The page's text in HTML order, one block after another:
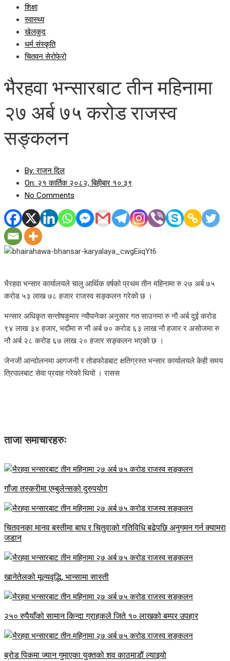
शिक्षा
स्वास्थ्य
खेलकुद
धर्म संस्कृति
चितवन सेरोफेरो
भैरहवा भन्सारबाट तीन महिनामा
२७ अर्ब ७५ करोड राजस्व
सङ्कलन
By: राजन दिल
On: २१ कार्तिक २०८२, बिहीबार १०:३९
No Comments
भैरहवा भन्सार कार्यालयले चालु आर्थिक वर्षको प्रथम तीन महिनामा रु २७ अर्ब ७५
करोड ५३ लाख ७८ हजार राजस्व सङ्कलन गरेको छ ।
भन्सार अधिकृत सन्तोषकुमार न्यौपानेका अनुसार गत साउनमा रु नौ अर्ब दुई करोड
९४ लाख ३४ हजार, भदौमा रु नौ अर्ब ७० करोड ६३ लाख नौ हजार र असोजमा रु
नौ अर्ब २८ करोड ६७ लाख २० हजार सङ्कलन भएको छ ।
जेनजी आन्दोलनमा आगजनी र तोडफोडबाट क्षतिग्रस्त भन्सार कार्यालयले केही समय
त्रिपालबाट सेवा प्रवाह गरेको थियो । रासस
ताजा समाचारहरुः
गाँजा तस्करीमा एम्बुलेन्सको दुरुपयोग
चितवनका मानव बस्तीमा बाघ र चितुवाको गतिविधि बढेपछि अनुगमन गर्न क्यामरा
जडान
खानेतेलको मूल्यवृद्धि, भान्सामा सास्ती
२५० रुपैयाँको सामान किन्दा ग्राहकले जिते १० लाखको बम्पर उपहार
ब्रोड पिकमा ज्यान गुमाएका युक्तको शव काठमाडौं ल्याइयो